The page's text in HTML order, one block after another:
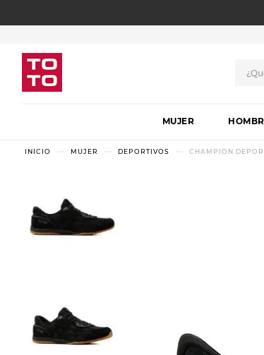
MUJER
MUJER DEPORTIVOS CHAMPION
1.
botas
.
skechers
10. botas dama